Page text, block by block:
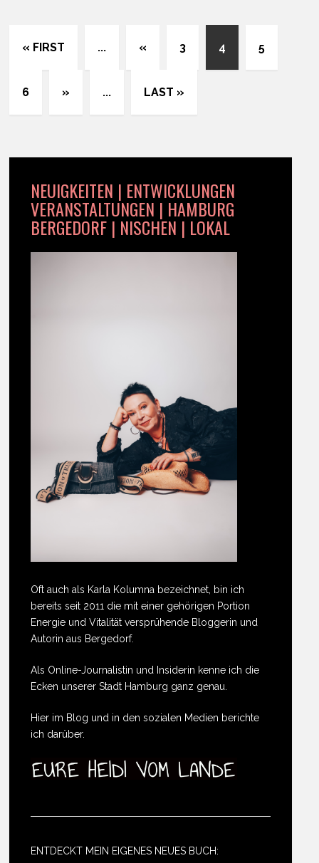
« FIRST ... « 3 4 5
6 » ... LAST »
NEUIGKEITEN | ENTWICKLUNGEN
VERANSTALTUNGEN | HAMBURG
BERGEDORF | NISCHEN | LOKAL
Oft auch als Karla Kolumna bezeichnet, bin ich
bereits seit 2011 die mit einer gehörigen Portion
Energie und Vitalität versprühende Bloggerin und
Autorin aus Bergedorf.
Als Online-Journalistin und Insiderin kenne ich die
Ecken unserer Stadt Hamburg ganz genau.
Hier im Blog und in den sozialen Medien berichte
ich darüber.
ENTDECKT MEIN EIGENES NEUES BUCH: